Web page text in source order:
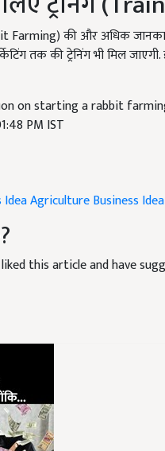
की और अधिक
तक की ट्रेनिंग भी मिल
PM IST
this article and have